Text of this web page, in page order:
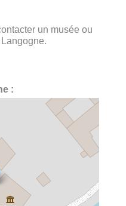
un musée ou
: